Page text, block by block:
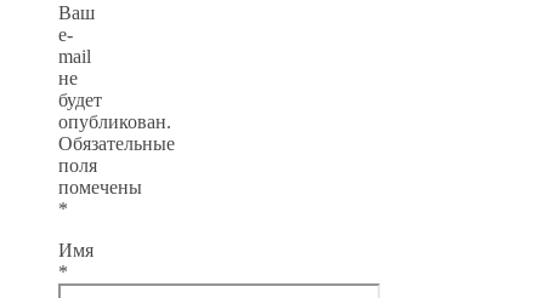
Ваш
e-
mail
не
будет
опубликован.
Обязательные
поля
помечены
*
Имя
*